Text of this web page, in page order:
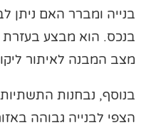
בנייה ומברר האם ניתן
בנכס. הוא מבצע
מצב המבנה לאיתור
בנוסף, נבחנות
הצפי לבנייה גבוהה